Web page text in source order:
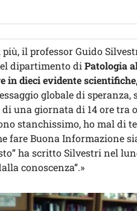
il professor Guido
dipartimento di Patologia
in dieci evidente
globale di speranza,
una giornata di 14 ore tra
stanchissimo, ho mal di
fare Buona Informazione
ha scritto Silvestri nel
conoscenza”.»